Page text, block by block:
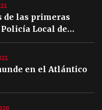
de las primeras
Local de
en el Atlántico